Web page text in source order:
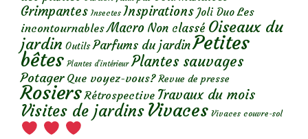
Grimpantes Insectes Inspirations Joli Duo Les
incontournables Macro Non classé Oiseaux du
jardin Outils Parfums du jardinPetites
bêtes Plantes d’intérieur Plantes sauvages
Potager Que voyez-vous? Revue de presse
Rosiers Rétrospective Travaux du mois
Visites de jardins Vivaces Vivaces couvre-sol